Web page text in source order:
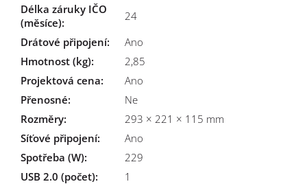
Délka záruky IČO
(měsíce):
24
Drátové připojení:
Ano
Hmotnost (kg):
2,85
Projektová cena:
Ano
Přenosné:
Ne
Rozměry:
293 × 221 × 115 mm
Síťové připojení:
Ano
Spotřeba (W):
229
USB 2.0 (počet):
1